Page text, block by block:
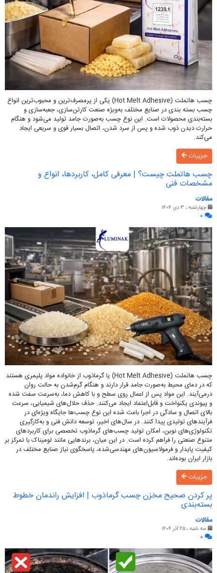
چسب هاتملت (Hot Melt Adhesive) یکی از پرمصرف‌ترین و محبوب‌ترین انواع
چسب بسته بندی در صنایع مختلف به‌ویژه صنعت کارتن‌سازی، جعبه‌سازی و
بسته‌بندی محصولات است. این نوع چسب به‌صورت جامد تولید می‌شود و هنگام
حرارت دیدن ذوب شده و پس از سرد شدن، اتصال بسیار قوی و سریعی ایجاد
می‌کند.
جزییات
چسب هاتملت چیست؟ | معرفی کامل، کاربردها، انواع و
مشخصات فنی
مقالات
چهارشنبه ، ۳ دی ۱۴۰۴
۰
چسب هاتملت (Hot Melt Adhesive) یا گرماذوب از خانواده مواد پلیمری هستند
که در دمای محیط به‌صورت جامد قرار دارند و هنگام گرم‌شدن به حالت روان
درمی‌آیند. این مواد پس از اعمال روی سطح و با کاهش دما، به‌سرعت سفت شده
و پیوندی یکنواخت و قابل‌اعتماد ایجاد می‌کنند. حذف حلال‌های شیمیایی، سرعت
بالای اتصال و سادگی در اجرا باعث شده این نوع چسب‌ها جایگاه ویژه‌ای در
فرآیندهای تولیدی پیدا کنند. در سال‌های اخیر، توسعه دانش فنی و به‌کارگیری
تکنولوژی‌های نوین، امکان تولید چسب‌های گرماذوب تخصصی برای کاربردهای
متنوع صنعتی را فراهم کرده است. در این میان، برندهایی مانند لومیناک با تمرکز بر
کیفیت پایدار و فرمولاسیون‌های مهندسی‌شده، پاسخگوی نیاز صنایع مختلف در
بازار ایران بوده‌اند.
جزییات
پر کردن صحیح مخزن چسب گرماذوب | افزایش راندمان خطوط
بسته‌بندی
مقالات
سه شنبه ، ۲۵ آذر ۱۴۰۴
۰